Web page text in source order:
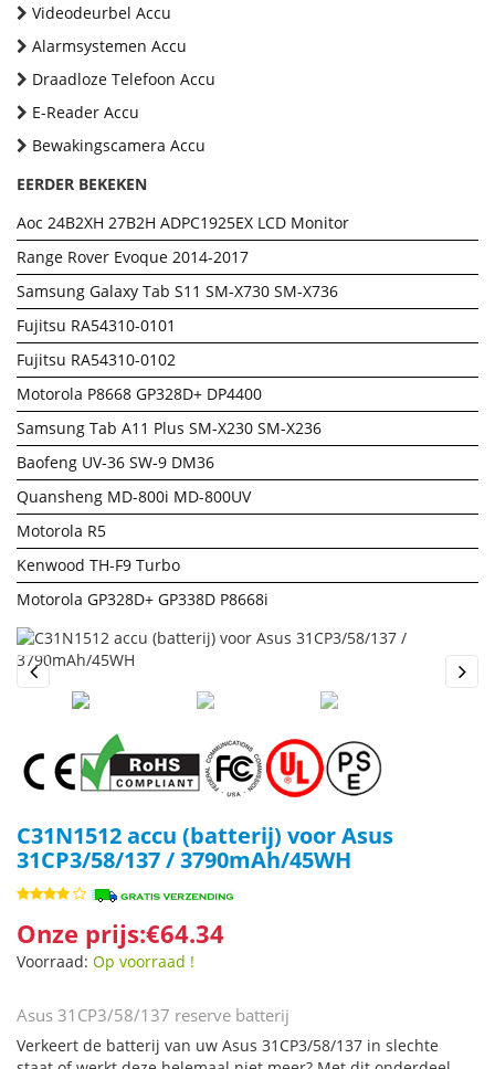
Videodeurbel Accu
Alarmsystemen Accu
Draadloze Telefoon Accu
E-Reader Accu
Bewakingscamera Accu
EERDER BEKEKEN
Aoc 24B2XH 27B2H ADPC1925EX LCD Monitor
Range Rover Evoque 2014-2017
Samsung Galaxy Tab S11 SM-X730 SM-X736
Fujitsu RA54310-0101
Fujitsu RA54310-0102
Motorola P8668 GP328D+ DP4400
Samsung Tab A11 Plus SM-X230 SM-X236
Baofeng UV-36 SW-9 DM36
Quansheng MD-800i MD-800UV
Motorola R5
Kenwood TH-F9 Turbo
Motorola GP328D+ GP338D P8668i
Previous
C31N1512 accu (batterij) voor Asus
31CP3/58/137 / 3790mAh/45WH
Onze prijs:€64.34
Voorraad: Op voorraad !
Asus 31CP3/58/137 reserve batterij
Verkeert de batterij van uw Asus 31CP3/58/137 in slechte